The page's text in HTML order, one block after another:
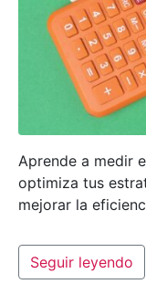
Aprende a medir
optimiza tus
mejorar la
Seguir leyendo